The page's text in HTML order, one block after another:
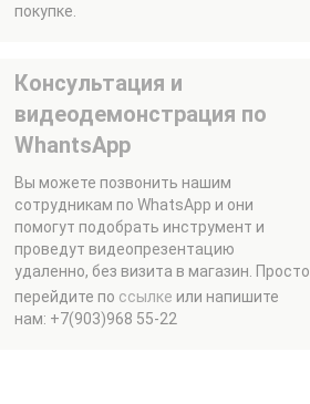
покупке.
Консультация и
видеодемонстрация по
WhantsApp
Вы можете позвонить нашим
сотрудникам по WhatsApp и они
помогут подобрать инструмент и
проведут видеопрезентацию
удаленно, без визита в магазин. Просто
перейдите по ссылке или напишите
нам: +7(903)968 55-22